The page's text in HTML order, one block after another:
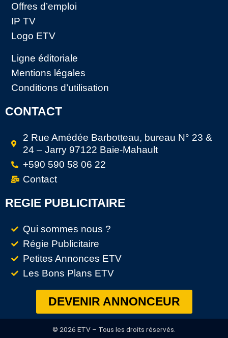
Offres d’emploi
IP TV
Logo ETV
Ligne éditoriale
Mentions légales
Conditions d’utilisation
CONTACT
2 Rue Amédée Barbotteau, bureau N° 23 &
24 – Jarry 97122 Baie-Mahault
+590 590 58 06 22
Contact
REGIE PUBLICITAIRE
Qui sommes nous ?
Régie Publicitaire
Petites Annonces ETV
Les Bons Plans ETV
DEVENIR ANNONCEUR
© 2026 ETV – Tous les droits réservés.